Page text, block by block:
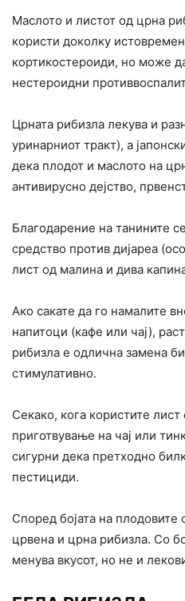
Маслото и листот од црна
користи доколку
кортикостероиди, но може
нестероидни
Црната рибизла лекува и
уринарниот тракт), а
дека плодот и маслото на
антивирусно дејство,
Благодарение на танините
средство против дијареа
лист од малина и дива
Ако сакате да го намалите
напитоци (кафе или чај),
рибизла е одлична замена
стимулативно.
Секако, кога користите
приготвување на чај или
сигурни дека претходно
пестициди.
Според бојата на плодовите
црвена и црна рибизла. Со
менува вкусот, но не и